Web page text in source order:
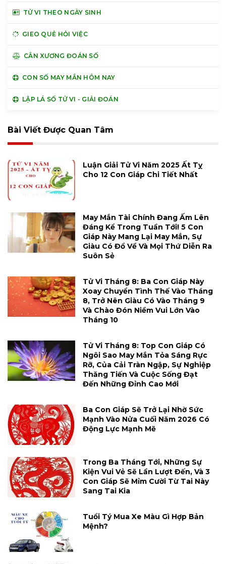
TỬ VI THEO NGÀY SINH
GIEO QUẺ HỎI VIỆC
CÂN XƯƠNG ĐOÁN SỐ
CON SỐ MAY MẮN HÔM NAY
LẬP LÁ SỐ TỬ VI - GIẢI ĐOÁN
Bài Viết Được Quan Tâm
Luận Giải Tử Vi Năm 2025 Ất Tỵ
Cho 12 Con Giáp Chi Tiết Nhất
May Mắn Tài Chính Đang Ấm Lên
Đáng Kể Trong Tuần Tới! 5 Con
Giáp Này Mang Lại May Mắn, Sự
Giàu Có Đổ Về Và Mọi Thứ Diễn Ra
Suôn Sẻ
Tử Vi Tháng 8: Ba Con Giáp Này
Xoay Chuyển Tình Thế Vào Tháng
8, Trở Nên Giàu Có Vào Tháng 9
Và Chào Đón Niềm Vui Lớn Vào
Tháng 10
Tử Vi Tháng 8: Top Con Giáp Có
Ngôi Sao May Mắn Tỏa Sáng Rực
Rỡ, Của Cải Tràn Ngập, Sự Nghiệp
Thăng Tiến Và Cuộc Sống Đạt
Đến Những Đỉnh Cao Mới
Ba Con Giáp Sẽ Trở Lại Nhờ Sức
Mạnh Vào Nửa Cuối Năm 2026 Có
Động Lực Mạnh Mẽ
Trong Ba Tháng Tới, Những Sự
Kiện Vui Vẻ Sẽ Lần Lượt Đến, Và 3
Con Giáp Sẽ Mỉm Cười Từ Tai Này
Sang Tai Kia
Tuổi Tý Mua Xe Màu Gì Hợp Bản
Mệnh?